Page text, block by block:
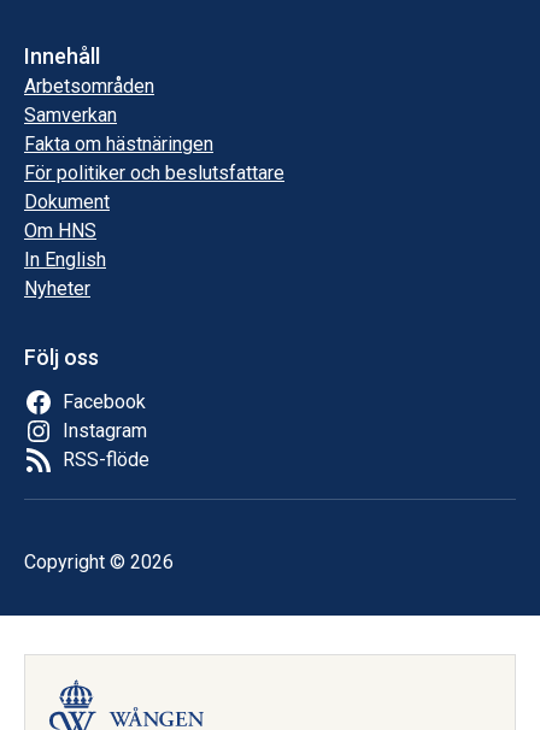
Innehåll
Arbetsområden
Samverkan
Fakta om hästnäringen
För politiker och beslutsfattare
Dokument
Om HNS
In English
Nyheter
Följ oss
Facebook
Instagram
RSS-flöde
Copyright © 2026